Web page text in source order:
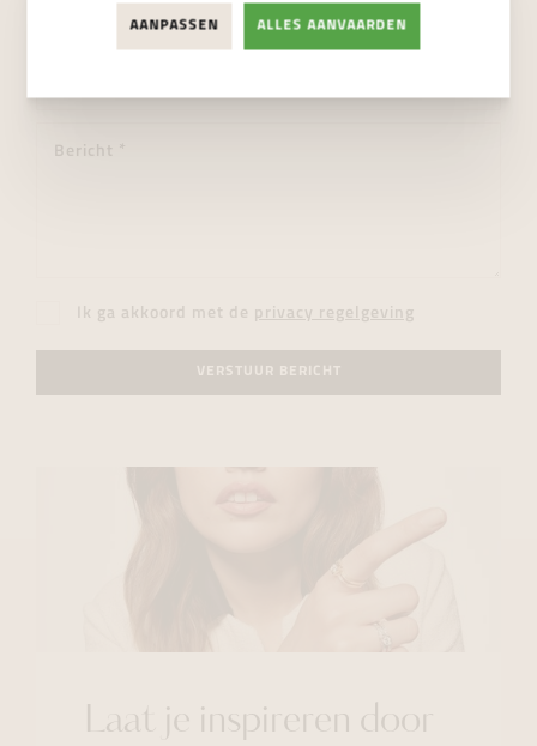
Ik ga akkoord met de privacy regelgeving
VERSTUUR BERICHT
Laat je inspireren door
AANPASSEN ALLES AANVAARDEN